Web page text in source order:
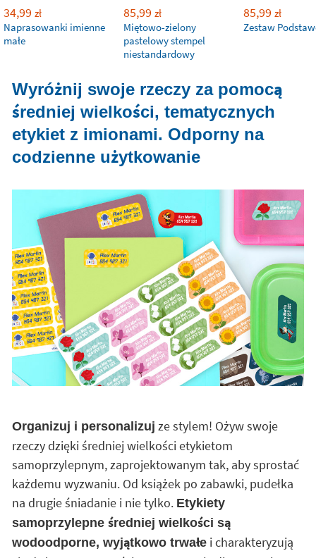
34,99 zł
Naprasowanki imienne
małe
85,99 zł
Miętowo-zielony
pastelowy stempel
niestandardowy
85,99 zł
Zestaw
Wyróżnij swoje rzeczy za pomocą
średniej wielkości, tematycznych
etykiet z imionami. Odporny na
codzienne użytkowanie
Organizuj i personalizuj ze stylem! Ożyw swoje
rzeczy dzięki średniej wielkości etykietom
samoprzylepnym, zaprojektowanym tak, aby sprostać
każdemu wyzwaniu. Od książek po zabawki, pudełka
na drugie śniadanie i nie tylko. Etykiety
samoprzylepne średniej wielkości są
wodoodporne, wyjątkowo trwałei charakteryzują